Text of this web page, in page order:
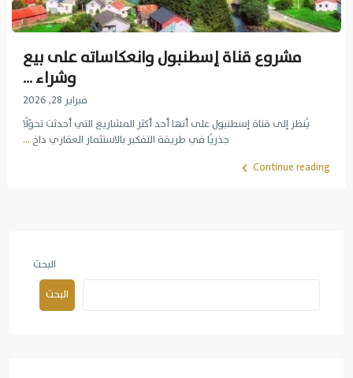
مشروع قناة إسطنبول وانعكاساته على بيع
وشراء ...
فبراير 28, 2026
يُنظر إلى قناة إسطنبول على أنها أحد أكثر المشاريع التي أحدثت تحوّلًا
جذريًا في طريقة التفكير بالاستثمار العقاري داخ...
Continue reading
البحث
البحث